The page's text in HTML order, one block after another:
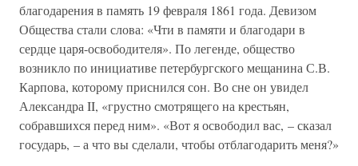
благодарения в память 19 февраля 1861 года. Девизом
Общества стали слова: «Чти в памяти и благодари в
сердце царя-освободителя». По легенде, общество
возникло по инициативе петербургского мещанина С.В.
Карпова, которому приснился сон. Во сне он увидел
Александра II, «грустно смотрящего на крестьян,
собравшихся перед ним». «Вот я освободил вас, – сказал
государь, – а что вы сделали, чтобы отблагодарить меня?»